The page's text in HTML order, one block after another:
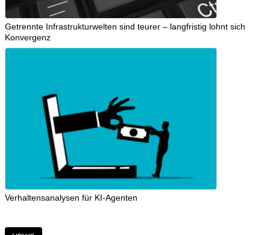
Getrennte Infrastrukturwelten sind teurer – langfristig lohnt sich
Konvergenz
Verhaltensanalysen für KI-Agenten